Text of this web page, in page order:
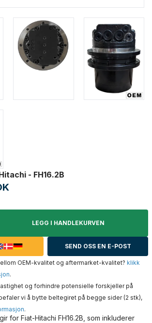
- FH16.2B
LEGG I HANDLEKURVEN
SEND OSS EN E-POST
OEM-kvalitet og aftermarket-kvalitet? klikk
.
og forhindre potensielle forskjeller på
vi å bytte beltegiret på begge sider (2 stk),
.
for Fiat-Hitachi FH16.2B, som inkluderer